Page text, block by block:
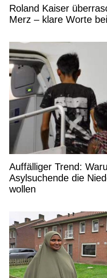
Roland Kaiser
Merz – klare Worte
Auffälliger Trend:
Asylsuchende die
wollen